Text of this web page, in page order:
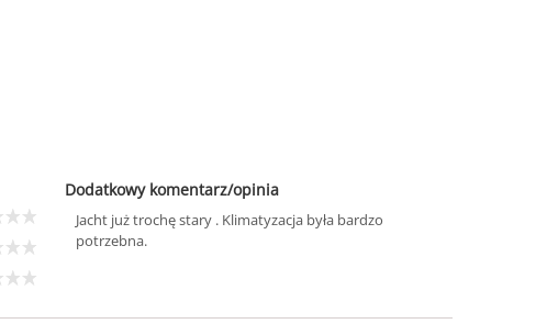
Dodatkowy komentarz/opinia
Jacht już trochę stary . Klimatyzacja była bardzo
potrzebna.